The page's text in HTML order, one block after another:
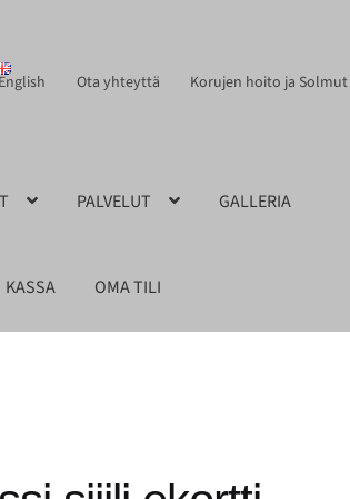
Ota yhteyttä Korujen hoito ja Solmut
PALVELUT GALLERIA
KASSA OMA TILI